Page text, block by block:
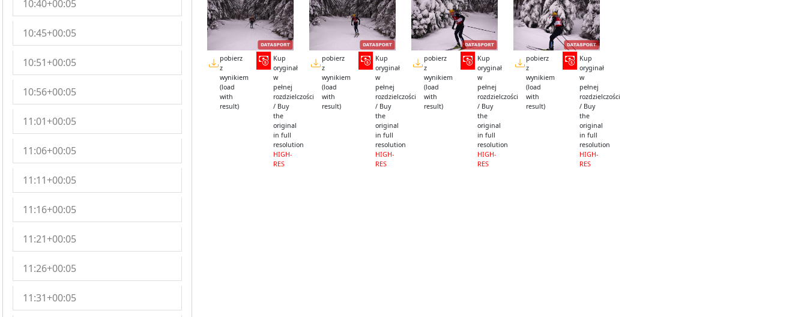
10:40+00:05
10:45+00:05
10:51+00:05
10:56+00:05
11:01+00:05
11:06+00:05
11:11+00:05
11:16+00:05
11:21+00:05
11:26+00:05
11:31+00:05
pobierz
z
wynikiem
(load
with
result)
Kup
oryginał
w
pełnej
rozdzielczości
/ Buy
the
original
in full
resolution
HIGH-
RES
pobierz
z
wynikiem
(load
with
result)
Kup
oryginał
w
pełnej
rozdzielczości
/ Buy
the
original
in full
resolution
HIGH-
RES
pobierz
z
wynikiem
(load
with
result)
Kup
oryginał
w
pełnej
rozdzielczości
/ Buy
the
original
in full
resolution
HIGH-
RES
pobierz
z
wynikiem
(load
with
result)
Kup
oryginał
w
pełnej
rozdzielczości
/ Buy
the
original
in full
resolution
HIGH-
RES